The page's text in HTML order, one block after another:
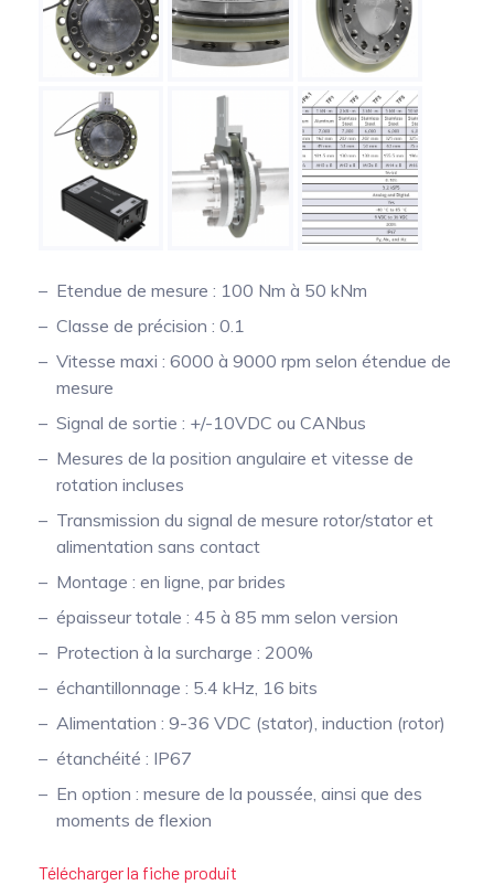
Etendue de mesure : 100 Nm à 50 kNm
Classe de précision : 0.1
Vitesse maxi : 6000 à 9000 rpm selon étendue de
mesure
Signal de sortie : +/-10VDC ou CANbus
Mesures de la position angulaire et vitesse de
rotation incluses
Transmission du signal de mesure rotor/stator et
alimentation sans contact
Montage : en ligne, par brides
épaisseur totale : 45 à 85 mm selon version
Protection à la surcharge : 200%
échantillonnage : 5.4 kHz, 16 bits
Alimentation : 9-36 VDC (stator), induction (rotor)
étanchéité : IP67
En option : mesure de la poussée, ainsi que des
moments de flexion
Télécharger la fiche produit